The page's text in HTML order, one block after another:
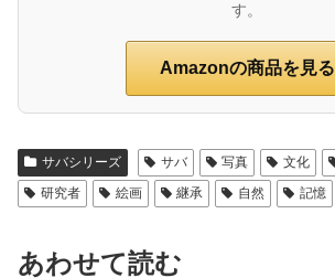
す。
Amazonの商品を見る
サバシリーズ サバ 写真 文化
研究者
絵画 継承 自然 記憶
あわせて読む